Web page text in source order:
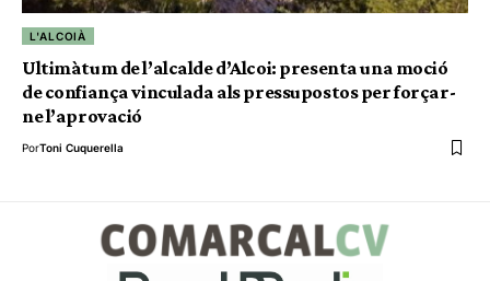
L'ALCOIÀ
Ultimàtum de l’alcalde d’Alcoi: presenta una moció
de confiança vinculada als pressupostos per forçar-
ne l’aprovació
PorToni Cuquerella